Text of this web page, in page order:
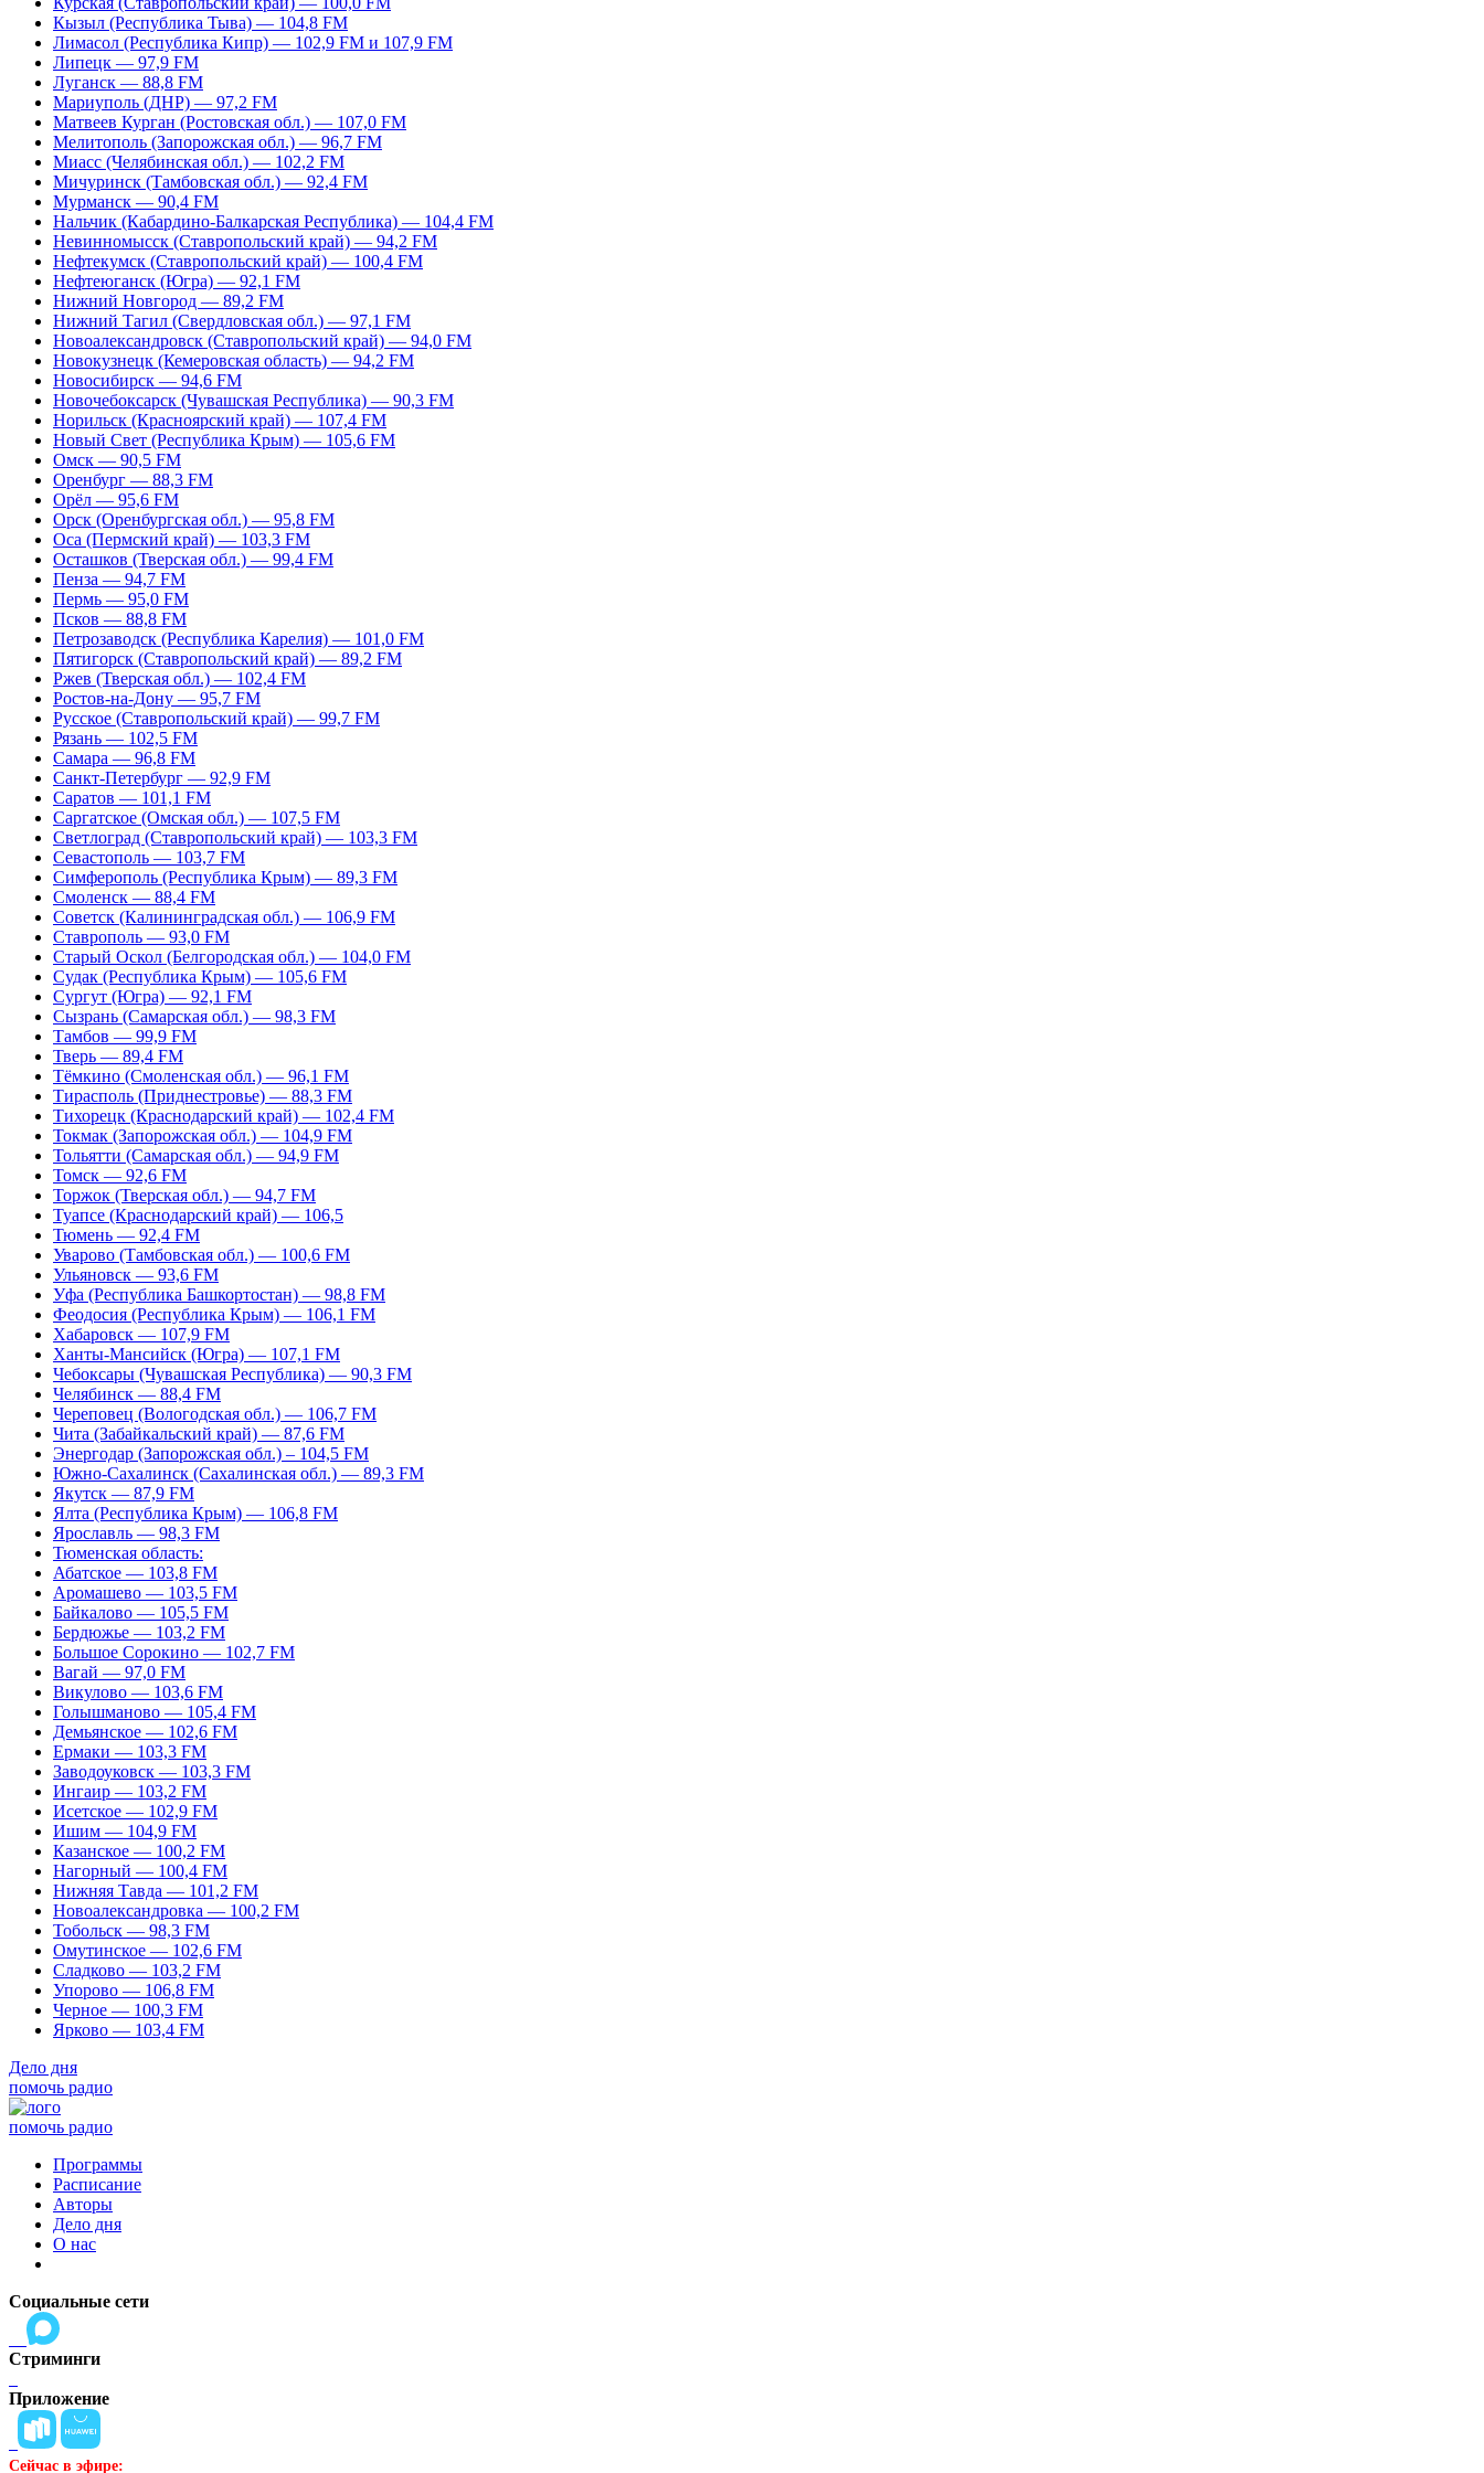
Кызыл (Республика Тыва) — 104,8 FM
Лимасол (Республика Кипр) — 102,9 FM и 107,9 FM
Липецк — 97,9 FM
Луганск — 88,8 FM
Мариуполь (ДНР) — 97,2 FM
Матвеев Курган (Ростовская обл.) — 107,0 FM
Мелитополь (Запорожская обл.) — 96,7 FM
Миасс (Челябинская обл.) — 102,2 FM
Мичуринск (Тамбовская обл.) — 92,4 FM
Мурманск — 90,4 FM
Нальчик (Кабардино-Балкарская Республика) — 104,4 FM
Невинномысск (Ставропольский край) — 94,2 FM
Нефтекумск (Ставропольский край) — 100,4 FM
Нефтеюганск (Югра) — 92,1 FM
Нижний Новгород — 89,2 FM
Нижний Тагил (Свердловская обл.) — 97,1 FM
Новоалександровск (Ставропольский край) — 94,0 FM
Новокузнецк (Кемеровская область) — 94,2 FM
Новосибирск — 94,6 FM
Новочебоксарск (Чувашская Республика) — 90,3 FM
Норильск (Красноярский край) — 107,4 FM
Новый Свет (Республика Крым) — 105,6 FM
Омск — 90,5 FM
Оренбург — 88,3 FM
Орёл — 95,6 FM
Орск (Оренбургская обл.) — 95,8 FM
Оса (Пермский край) — 103,3 FM
Осташков (Тверская обл.) — 99,4 FM
Пенза — 94,7 FM
Пермь — 95,0 FM
Псков — 88,8 FM
Петрозаводск (Республика Карелия) — 101,0 FM
Пятигорск (Ставропольский край) — 89,2 FM
Ржев (Тверская обл.) — 102,4 FM
Ростов-на-Дону — 95,7 FM
Русское (Ставропольский край) — 99,7 FM
Рязань — 102,5 FM
Самара — 96,8 FM
Санкт-Петербург — 92,9 FM
Саратов — 101,1 FM
Саргатское (Омская обл.) — 107,5 FM
Светлоград (Ставропольский край) — 103,3 FM
Севастополь — 103,7 FM
Симферополь (Республика Крым) — 89,3 FM
Смоленск — 88,4 FM
Советск (Калининградская обл.) — 106,9 FM
Ставрополь — 93,0 FM
Старый Оскол (Белгородская обл.) — 104,0 FM
Судак (Республика Крым) — 105,6 FM
Сургут (Югра) — 92,1 FM
Сызрань (Самарская обл.) — 98,3 FM
Тамбов — 99,9 FM
Тверь — 89,4 FM
Тёмкино (Смоленская обл.) — 96,1 FM
Тирасполь (Приднестровье) — 88,3 FM
Тихорецк (Краснодарский край) — 102,4 FM
Токмак (Запорожская обл.) — 104,9 FM
Тольятти (Самарская обл.) — 94,9 FM
Томск — 92,6 FM
Торжок (Тверская обл.) — 94,7 FM
Туапсе (Краснодарский край) — 106,5
Тюмень — 92,4 FM
Уварово (Тамбовская обл.) — 100,6 FM
Ульяновск — 93,6 FM
Уфа (Республика Башкортостан) — 98,8 FM
Феодосия (Республика Крым) — 106,1 FM
Хабаровск — 107,9 FM
Ханты-Мансийск (Югра) — 107,1 FM
Чебоксары (Чувашская Республика) — 90,3 FM
Челябинск — 88,4 FM
Череповец (Вологодская обл.) — 106,7 FM
Чита (Забайкальский край) — 87,6 FM
Энергодар (Запорожская обл.) – 104,5 FM
Южно-Сахалинск (Сахалинская обл.) — 89,3 FM
Якутск — 87,9 FM
Ялта (Республика Крым) — 106,8 FM
Ярославль — 98,3 FM
Тюменская область:
Абатское — 103,8 FM
Аромашево — 103,5 FM
Байкалово — 105,5 FM
Бердюжье — 103,2 FM
Большое Сорокино — 102,7 FM
Вагай — 97,0 FM
Викулово — 103,6 FM
Голышманово — 105,4 FM
Демьянское — 102,6 FM
Ермаки — 103,3 FM
Заводоуковск — 103,3 FM
Ингаир — 103,2 FM
Исетское — 102,9 FM
Ишим — 104,9 FM
Казанское — 100,2 FM
Нагорный — 100,4 FM
Нижняя Тавда — 101,2 FM
Новоалександровка — 100,2 FM
Тобольск — 98,3 FM
Омутинское — 102,6 FM
Сладково — 103,2 FM
Упорово — 106,8 FM
Черное — 100,3 FM
Ярково — 103,4 FM
Дело дня
помочь радио
помочь радио
Программы
Расписание
Авторы
Дело дня
О нас
Социальные сети
Стриминги
Приложение
Сейчас в эфире: